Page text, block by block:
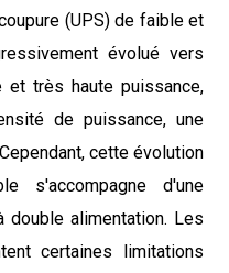
(UPS) de faible et
évolué vers
et très haute puissance,
de puissance, une
cette évolution
s'accompagne d'une
alimentation. Les
certaines limitations